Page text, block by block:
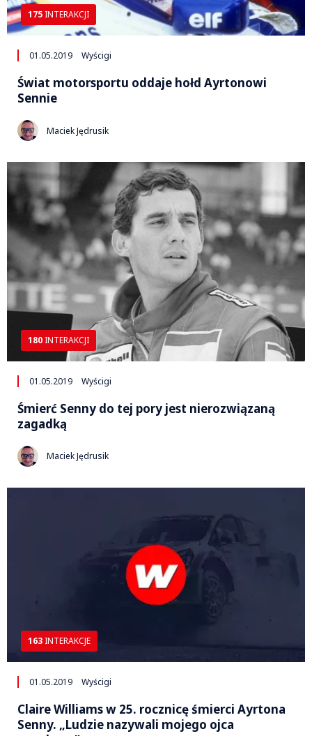
175 INTERAKCJI
01.05.2019 Wyścigi
Świat motorsportu oddaje hołd Ayrtonowi
Sennie
Maciek Jędrusik
180 INTERAKCJI
01.05.2019 Wyścigi
Śmierć Senny do tej pory jest nierozwiązaną
zagadką
Maciek Jędrusik
163 INTERAKCJE
01.05.2019 Wyścigi
Claire Williams w 25. rocznicę śmierci Ayrtona
Senny. „Ludzie nazywali mojego ojca